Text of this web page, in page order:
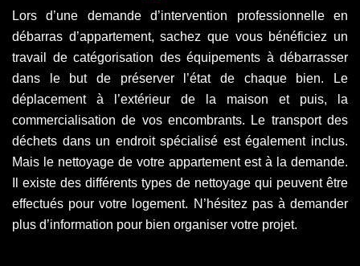
Lors d’une demande d’intervention professionnelle en
débarras d’appartement, sachez que vous bénéficiez un
travail de catégorisation des équipements à débarrasser
dans le but de préserver l’état de chaque bien. Le
déplacement à l’extérieur de la maison et puis, la
commercialisation de vos encombrants. Le transport des
déchets dans un endroit spécialisé est également inclus.
Mais le nettoyage de votre appartement est à la demande.
Il existe des différents types de nettoyage qui peuvent être
effectués pour votre logement. N’hésitez pas à demander
plus d’information pour bien organiser votre projet.